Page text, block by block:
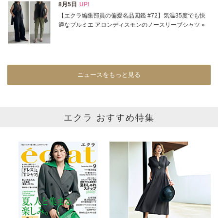
SALE商品 予約品
再入荷
ベージュ ブラウン オレンジ
イエロー レッド ピンク
パープル グリーン ブルー
ゴールド シルバー マルチ
ニュースをもっと見る
エクラ おすすめ特集